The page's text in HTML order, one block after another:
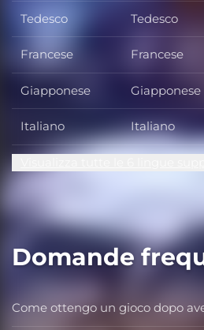
Tedesco Tedesco
Francese Francese
Giapponese Giapponese
Italiano Italiano
Domande
Come ottengo un gioco dopo